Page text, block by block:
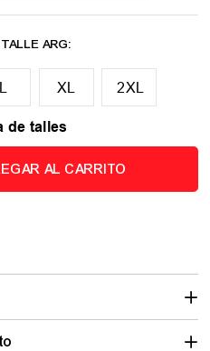
L XL 2XL
de talles
AL CARRITO